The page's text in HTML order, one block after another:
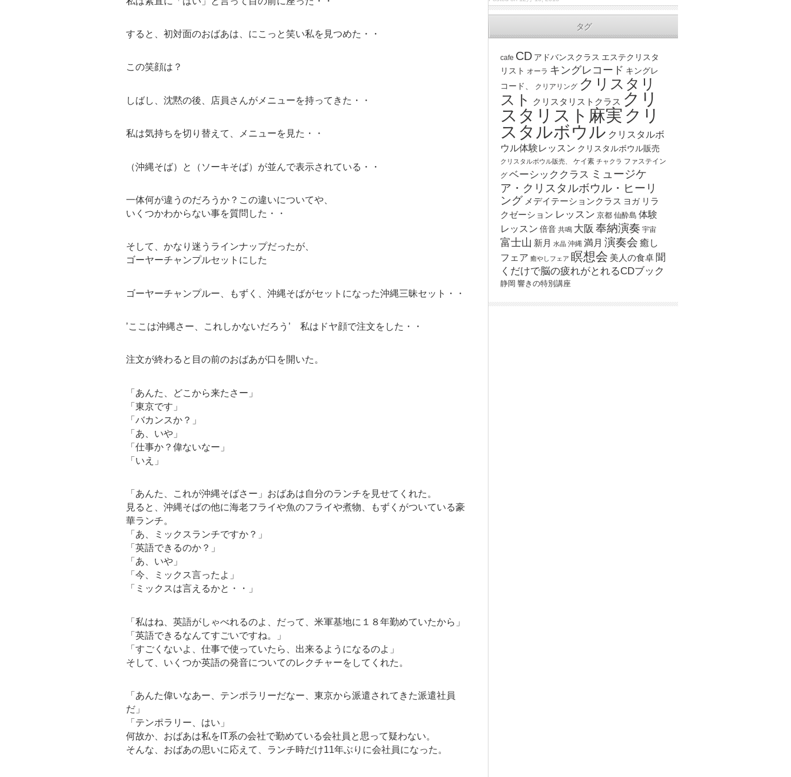
すると、初対面のおばあは、にこっと笑い私を見つめた・・
この笑顔は？
しばし、沈黙の後、店員さんがメニューを持ってきた・・
私は気持ちを切り替えて、メニューを見た・・
（沖縄そば）と（ソーキそば）が並んで表示されている・・
一体何が違うのだろうか？この違いについてや、
いくつかわからない事を質問した・・
そして、かなり迷うラインナップだったが、
ゴーヤーチャンプルセットにした
ゴーヤーチャンプルー、もずく、沖縄そばがセットになった沖縄三昧セット・・
’ここは沖縄さー、これしかないだろう’ 私はドヤ顔で注文をした・・
注文が終わると目の前のおばあが口を開いた。
「あんた、どこから来たさー」
「東京です」
「バカンスか？」
「あ、いや」
「仕事か？偉ないなー」
「いえ」
「あんた、これが沖縄そばさー」おばあは自分のランチを見せてくれた。
見ると、沖縄そばの他に海老フライや魚のフライや煮物、もずくがついている豪
華ランチ。
「あ、ミックスランチですか？」
「英語できるのか？」
「あ、いや」
「今、ミックス言ったよ」
「ミックスは言えるかと・・」
「私はね、英語がしゃべれるのよ、だって、米軍基地に１８年勤めていたから」
「英語できるなんてすごいですね。」
「すごくないよ、仕事で使っていたら、出来るようになるのよ」
そして、いくつか英語の発音についてのレクチャーをしてくれた。
「あんた偉いなあー、テンポラリーだなー、東京から派遣されてきた派遣社員
だ」
「テンポラリー、はい」
何故か、おばあは私をIT系の会社で勤めている会社員と思って疑わない。
そんな、おばあの思いに応えて、ランチ時だけ11年ぶりに会社員になった。
タグ
cafe CD アドバンスクラス エステクリスタ
リスト オーラ キングレコード キングレ
コード、
クリアリング クリスタリ
スト
クリスタリストクラス クリ
スタリスト麻実 クリ
スタルボウル クリスタルボ
ウル体験レッスン クリスタルボウル販売
クリスタルボウル販売、 ケイ素 チャクラ ファステイン
グ ベーシッククラス ミュージケ
ア・クリスタルボウル・ヒーリ
ング メデイテーションクラス ヨガ リラ
クゼーション レッスン 京都 仙酔島 体験
レッスン 倍音 共鳴 大阪 奉納演奏 宇宙
富士山 新月 水晶 沖縄 満月 演奏会 癒し
フェア 癒やしフェア 瞑想会 美人の食卓 聞
くだけで脳の疲れがとれるCDブック
静岡 響きの特別講座